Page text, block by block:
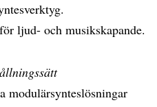
ljud- och musikskapande.
modulärsynteslösningar